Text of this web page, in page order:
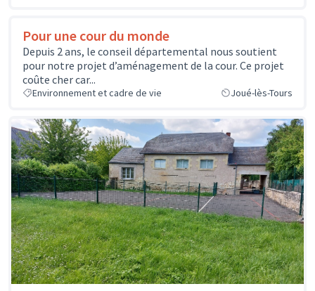
Pour une cour du monde
Depuis 2 ans, le conseil départemental nous soutient
pour notre projet d’aménagement de la cour. Ce projet
coûte cher car...
Environnement et cadre de vie Joué-lès-Tours